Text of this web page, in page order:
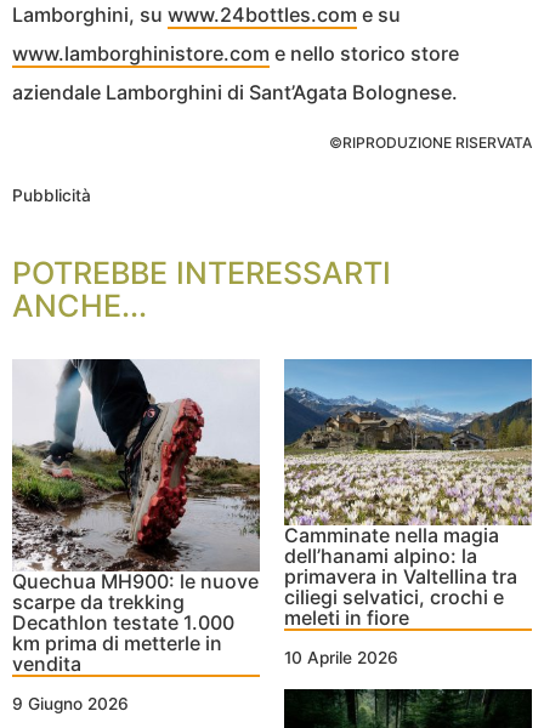
Lamborghini, su www.24bottles.com e su
www.lamborghinistore.com e nello storico store
aziendale Lamborghini di Sant’Agata Bolognese.
©RIPRODUZIONE RISERVATA
Pubblicità
POTREBBE INTERESSARTI
ANCHE...
Quechua MH900: le nuove
scarpe da trekking
Decathlon testate 1.000
km prima di metterle in
vendita
9 Giugno 2026
Camminate nella magia
dell’hanami alpino: la
primavera in Valtellina tra
ciliegi selvatici, crochi e
meleti in fiore
10 Aprile 2026